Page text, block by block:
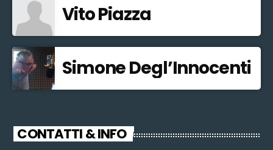
Vito Piazza
Simone Degl’Innocenti
CONTATTI & INFO